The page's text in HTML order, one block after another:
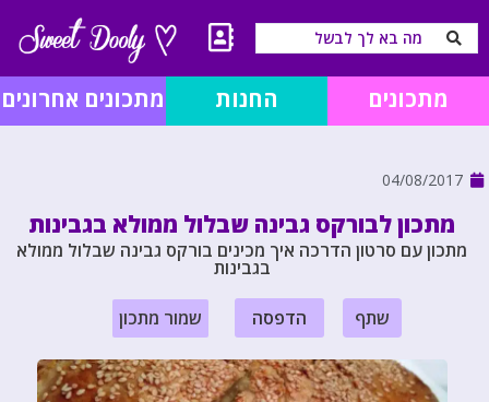
מתכונים החנות מתכונים אחרונים
04/08/2017
מתכון לבורקס גבינה שבלול ממולא בגבינות
מתכון עם סרטון הדרכה איך מכינים בורקס גבינה שבלול ממולא
בגבינות
שתף הדפסה שמור מתכון